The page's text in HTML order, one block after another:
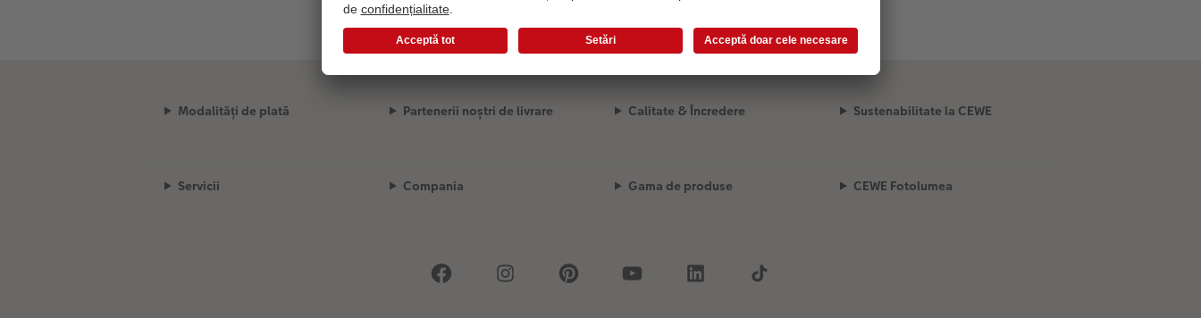
Încărcare...
Modalități de plată Partenerii noștri de livrare Calitate & Încredere Sustenabilitate la CEWE
Servicii Compania Gama de produse CEWE Fotolumea